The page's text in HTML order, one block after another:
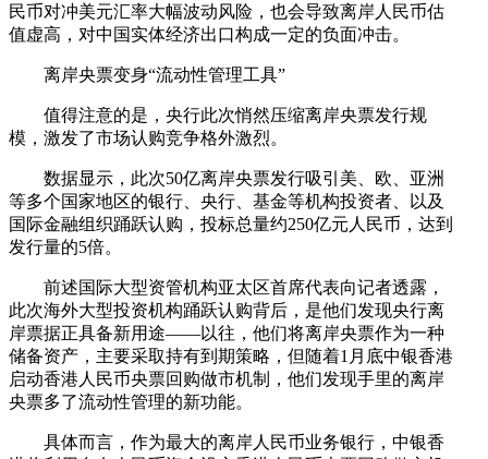
民币对冲美元汇率大幅波动风险，也会导致离岸人民币估
值虚高，对中国实体经济出口构成一定的负面冲击。
离岸央票变身“流动性管理工具”
值得注意的是，央行此次悄然压缩离岸央票发行规
模，激发了市场认购竞争格外激烈。
数据显示，此次50亿离岸央票发行吸引美、欧、亚洲
等多个国家地区的银行、央行、基金等机构投资者、以及
国际金融组织踊跃认购，投标总量约250亿元人民币，达到
发行量的5倍。
前述国际大型资管机构亚太区首席代表向记者透露，
此次海外大型投资机构踊跃认购背后，是他们发现央行离
岸票据正具备新用途——以往，他们将离岸央票作为一种
储备资产，主要采取持有到期策略，但随着1月底中银香港
启动香港人民币央票回购做市机制，他们发现手里的离岸
央票多了流动性管理的新功能。
具体而言，作为最大的离岸人民币业务银行，中银香